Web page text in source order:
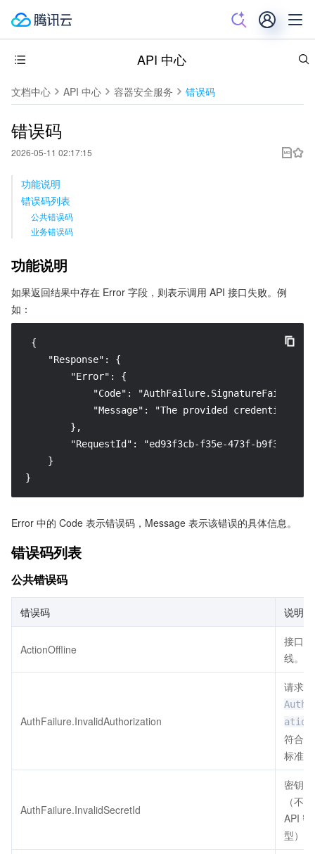
API 中心
文档中心 API 中心 容器安全服务 错误码
错误码
2026-05-11 02:17:15
功能说明
错误码列表
公共错误码
业务错误码
功能说明
如果返回结果中存在 Error 字段，则表示调用 API 接口失败。例
如：
{
    "Response": {
        "Error": {
            "Code": "AuthFailure.SignatureFailure",
"Message": "The provided credentials
        },
"RequestId": "ed93f3cb-f35e-473f-b9f3-
    }
}
Error 中的 Code 表示错误码，Message 表示该错误的具体信息。
错误码列表
公共错误码
错误码 说明
ActionOffline
接口
线。
AuthFailure.InvalidAuthorization
请求
ation
符合
标准。
AuthFailure.InvalidSecretId
密钥
（不
API 密
型）。